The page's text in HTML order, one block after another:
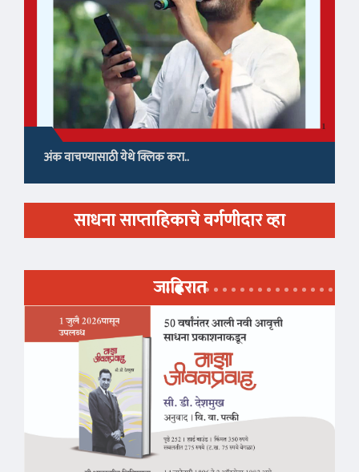
अंक वाचण्यासाठी येथे क्लिक करा..
साधना साप्ताहिकाचे वर्गणीदार व्हा
जाहिरात